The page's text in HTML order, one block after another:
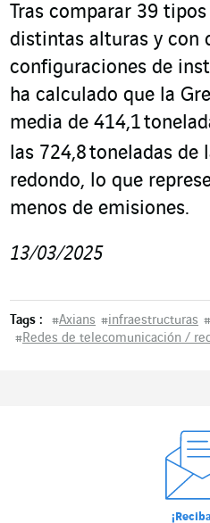
Tras comparar 39
distintas alturas y con
configuraciones de
ha calculado que la
media de 414,1
las 724,8 toneladas
redondo, lo que
menos de emisiones.
13/03/2025
Tags : #Axians #infraestructuras #
#Redes de telecomunicación /